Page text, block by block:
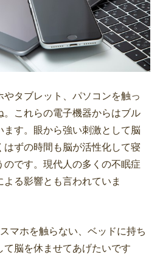
タブレット、パソコンを触っ
。これらの電子機器からはブル
ます。眼から強い刺激として脳
はずの時間も脳が活性化して寝
です。現代人の多くの不眠症
る影響とも言われていま
マホを触らない、ベッドに持ち
脳を休ませてあげたいです